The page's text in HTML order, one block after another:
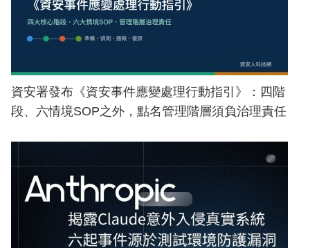
資安署發布《資安事件應變處理行動指引》：四階
段、六情境SOP之外，點名管理階層須負治理責任